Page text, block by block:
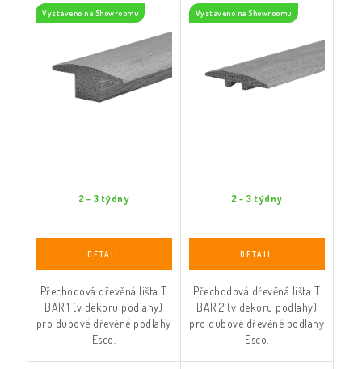
Vystaveno na Showroomu
2 - 3 týdny
Přechodová dřevěná lišta T
BAR 1 (v dekoru podlahy)
pro dubové dřevěné podlahy
Esco.
Vystaveno na Showroomu
2 - 3 týdny
Přechodová dřevěná lišta T
BAR 2 (v dekoru podlahy)
pro dubové dřevěné podlahy
Esco.